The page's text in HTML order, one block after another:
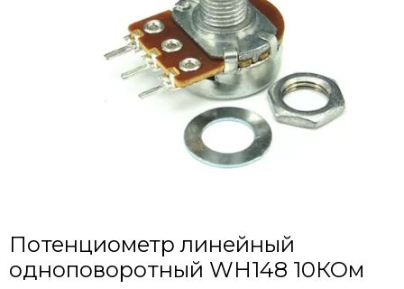
Потенциометр линейный
одноповоротный WH148 10КОм